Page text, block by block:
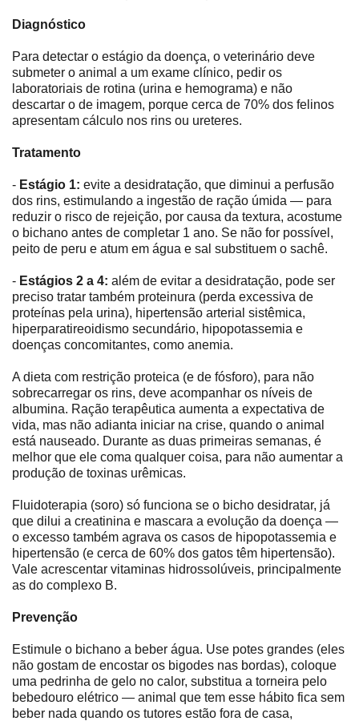
Diagnóstico
Para detectar o estágio da doença, o veterinário deve
submeter o animal a um exame clínico, pedir os
laboratoriais de rotina (urina e hemograma) e não
descartar o de imagem, porque cerca de 70% dos felinos
apresentam cálculo nos rins ou ureteres.
Tratamento
- Estágio 1: evite a desidratação, que diminui a perfusão
dos rins, estimulando a ingestão de ração úmida ― para
reduzir o risco de rejeição, por causa da textura, acostume
o bichano antes de completar 1 ano. Se não for possível,
peito de peru e atum em água e sal substituem o sachê.
- Estágios 2 a 4: além de evitar a desidratação, pode ser
preciso tratar também proteinura (perda excessiva de
proteínas pela urina), hipertensão arterial sistêmica,
hiperparatireoidismo secundário, hipopotassemia e
doenças concomitantes, como anemia.
A dieta com restrição proteica (e de fósforo), para não
sobrecarregar os rins, deve acompanhar os níveis de
albumina. Ração terapêutica aumenta a expectativa de
vida, mas não adianta iniciar na crise, quando o animal
está nauseado. Durante as duas primeiras semanas, é
melhor que ele coma qualquer coisa, para não aumentar a
produção de toxinas urêmicas.
Fluidoterapia (soro) só funciona se o bicho desidratar, já
que dilui a creatinina e mascara a evolução da doença ―
o excesso também agrava os casos de hipopotassemia e
hipertensão (e cerca de 60% dos gatos têm hipertensão).
Vale acrescentar vitaminas hidrossolúveis, principalmente
as do complexo B.
Prevenção
Estimule o bichano a beber água. Use potes grandes (eles
não gostam de encostar os bigodes nas bordas), coloque
uma pedrinha de gelo no calor, substitua a torneira pelo
bebedouro elétrico ― animal que tem esse hábito fica sem
beber nada quando os tutores estão fora de casa,